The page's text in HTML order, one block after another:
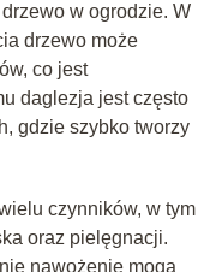
w ogrodzie. W
drzewo może
co jest
daglezja jest często
gdzie szybko tworzy
czynników, w tym
oraz pielęgnacji.
nawożenie mogą